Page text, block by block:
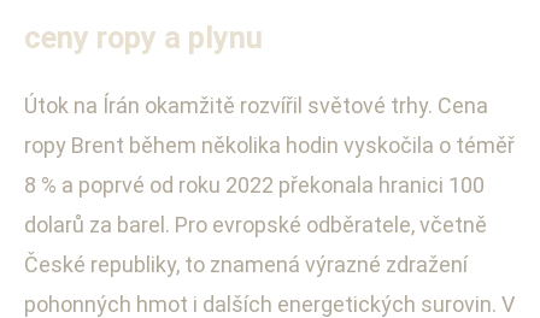
ceny ropy a plynu
Útok na Írán okamžitě rozvířil světové trhy. Cena
ropy Brent během několika hodin vyskočila o téměř
8 % a poprvé od roku 2022 překonala hranici 100
dolarů za barel. Pro evropské odběratele, včetně
České republiky, to znamená výrazné zdražení
pohonných hmot i dalších energetických surovin. V